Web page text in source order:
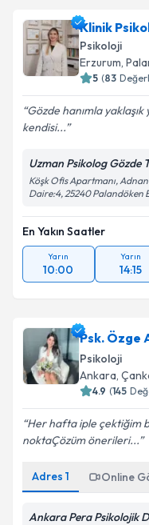
Klinik
Psikoloji
Erzurum,
5 (83
Gözde hanımla
kendisi...
Uzman Psikolog Gözde
Köşk Ofis Apartmanı,
Daire:4, 25240 Palandöken
En Yakın Saatler
Yarın
10:00
Yarın
14:15
Psk. Özge
Psikoloji
Ankara,
4.9 (145
Her hafta iple çektiğim
nokta️Çözüm önerileri...
Adres 1 Online
Ankara Pera Psikolojik